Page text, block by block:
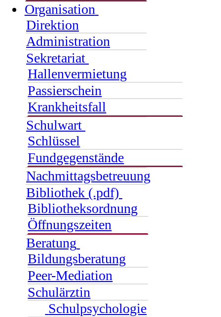
Organisation
Direktion
Administration
Sekretariat
Hallenvermietung
Passierschein
Krankheitsfall
Schulwart
Schlüssel
Fundgegenstände
Nachmittagsbetreuung
Bibliothek (.pdf)
Bibliotheksordnung
Öffnungszeiten
Beratung
Bildungsberatung
Peer-Mediation
Schulärztin
Schulpsychologie